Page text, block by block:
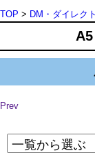
TOP > DM・ダイレク
Prev